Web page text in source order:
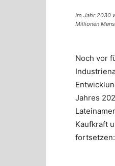
Im Jahr 2030
Millionen
Noch vor
Jahres
Kaufkraft